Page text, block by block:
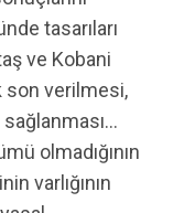
tasarıları
ve Kobani
son verilmesi,
olmadığının
varlığının